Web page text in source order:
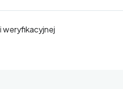
weryfikacyjnej